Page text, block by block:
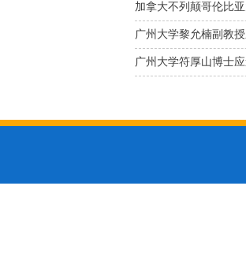
加拿大不列颠哥伦比
广州大学黎允楠副教
广州大学符厚山博士